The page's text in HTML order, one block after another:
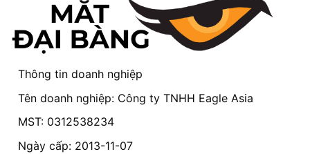
Thông tin doanh nghiệp
Tên doanh nghiệp: Công ty TNHH Eagle Asia
MST: 0312538234
Ngày cấp: 2013-11-07